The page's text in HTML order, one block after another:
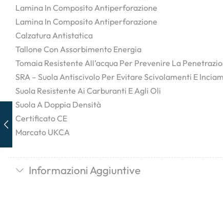
Lamina In Composito Antiperforazione
Lamina In Composito Antiperforazione
Calzatura Antistatica
Tallone Con Assorbimento Energia
Tomaia Resistente All’acqua Per Prevenire La
SRA – Suola Antiscivolo Per Evitare Scivolamenti E
Suola Resistente Ai Carburanti E Agli Oli
Suola A Doppia Densità
Certificato CE
Marcato UKCA
Informazioni Aggiuntive